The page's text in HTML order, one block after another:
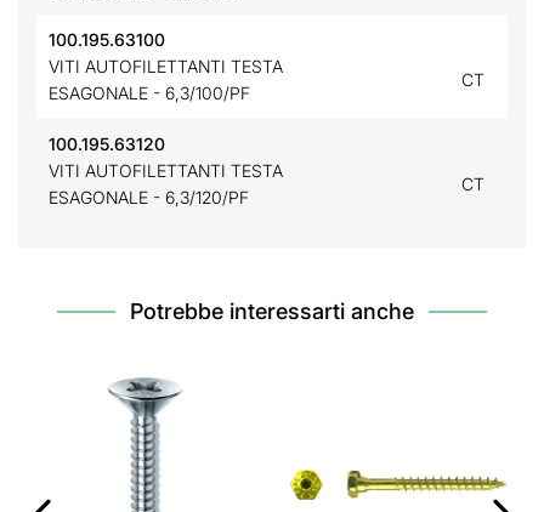
100.195.63100
VITI AUTOFILETTANTI TESTA
ESAGONALE - 6,3/100/PF
CT
100.195.63120
VITI AUTOFILETTANTI TESTA
ESAGONALE - 6,3/120/PF
CT
Potrebbe interessarti anche